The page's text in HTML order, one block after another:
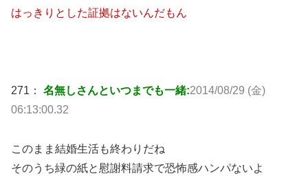
はっきりとした証拠はないんだもん
271： 名無しさんといつまでも一緒:2014/08/29 (金)
06:13:00.32
このまま結婚生活も終わりだね
そのうち緑の紙と慰謝料請求で恐怖感ハンパないよ